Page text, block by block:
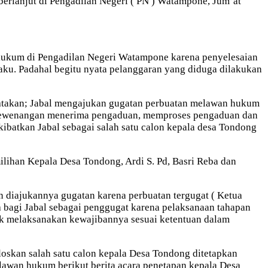
di Pengadilan Negeri Watampone karena penyelesaian
Padahal begitu nyata pelanggaran yang diduga dilakukan
Jabal mengajukan gugatan perbuatan melawan hukum
menerima pengaduan, memproses pengaduan dan
Jabal sebagai salah satu calon kepala desa Tondong
Kepala Desa Tondong, Ardi S. Pd, Basri Reba dan
gugatan karena perbuatan tergugat ( Ketua
Jabal sebagai penggugat karena pelaksanaan tahapan
kewajibannya sesuai ketentuan dalam
salah satu calon kepala Desa Tondong ditetapkan
hukum berikut berita acara penetapan kepala Desa